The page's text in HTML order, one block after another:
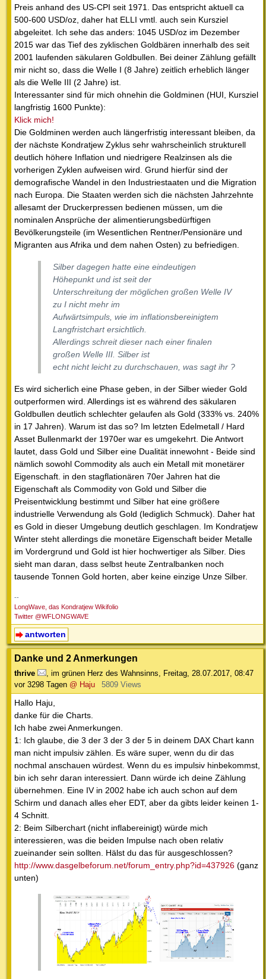
Preis anhand des US-CPI seit 1971. Das entspricht aktuell ca
500-600 USD/oz, daher hat ELLI vmtl. auch sein Kursziel
abgeleitet. Ich sehe das anders: 1045 USD/oz im Dezember
2015 war das Tief des zyklischen Goldbären innerhalb des seit
2001 laufenden säkularen Goldbullen. Bei deiner Zählung gefällt
mir nicht so, dass die Welle I (8 Jahre) zeitlich erheblich länger
als die Welle III (2 Jahre) ist.
Interessanter sind für mich ohnehin die Goldminen (HUI, Kursziel
langfristig 1600 Punkte):
Klick mich!
Die Goldminen werden auch längerfristig interessant bleiben, da
der nächste Kondratjew Zyklus sehr wahrscheinlich strukturell
deutlich höhere Inflation und niedrigere Realzinsen als die
vorherigen Zyklen aufweisen wird. Grund hierfür sind der
demografische Wandel in den Industriestaaten und die Migration
nach Europa. Die Staaten werden sich die nächsten Jahrzehnte
allesamt der Druckerpressen bedienen müssen, um die
nominalen Ansprüche der alimentierungsbedürftigen
Bevölkerungsteile (im Wesentlichen Rentner/Pensionäre und
Migranten aus Afrika und dem nahen Osten) zu befriedigen.
Silber dagegen hatte eine eindeutigen
Höhepunkt und ist seit der
Unterschreitung der möglichen großen Welle IV
zu I nicht mehr im
Aufwärtsimpuls, wie im inflationsbereinigtem
Langfristchart ersichtlich.
Allerdings schreit dieser nach einer finalen
großen Welle III. Silber ist
echt nicht leicht zu durchschauen, was sagt ihr ?
Es wird sicherlich eine Phase geben, in der Silber wieder Gold
outperformen wird. Allerdings ist es während des säkularen
Goldbullen deutlich schlechter gelaufen als Gold (333% vs. 240%
in 17 Jahren). Warum ist das so? Im letzten Edelmetall / Hard
Asset Bullenmarkt der 1970er war es umgekehrt. Die Antwort
lautet, dass Gold und Silber eine Dualität innewohnt - Beide sind
nämlich sowohl Commodity als auch ein Metall mit monetärer
Eigenschaft. in den stagflationären 70er Jahren hat die
Eigenschaft als Commodity von Gold und Silber die
Preisentwicklung bestimmt und Silber hat eine größere
industrielle Verwendung als Gold (lediglich Schmuck). Daher hat
es Gold in dieser Umgebung deutlich geschlagen. Im Kondratjew
Winter steht allerdings die monetäre Eigenschaft beider Metalle
im Vordergrund und Gold ist hier hochwertiger als Silber. Dies
sieht man daran, dass selbst heute Zentralbanken noch
tausende Tonnen Gold horten, aber keine einzige Unze Silber.
--
LongWave, das Kondratjew Wikifolio
Twitter @WFLONGWAVE
antworten
Danke und 2 Anmerkungen
thrive im grünen Herz des Wahnsinns
Freitag, 28.07.2017, 08:47
vor 3298 Tagen @ Haju 5809 Views
Hallo Haju,
danke für die Charts.
Ich habe zwei Anmerkungen.
1: Ich glaube, die 3 der 3 der 3 der 5 in deinem DAX Chart kann
man nicht impulsiv zählen. Es wäre super, wenn du dir das
nochmal anschauen würdest. Wenn du es impulsiv hinbekommst,
bin ich sehr daran interessiert. Dann würde ich deine Zählung
übernehmen. Eine IV in 2002 habe ich auch schon auf dem
Schirm und danach alles eher EDT, aber da gibts leider keinen 1-
4 Schnitt.
2: Beim Silberchart (nicht inflabereinigt) würde mich
interessieren, was die beiden Impulse nach oben relativ
zueinander sein sollten. Hälst du das für ausgeschlossen?
http://www.dasgelbeforum.net/forum_entry.php?id=437926 (ganz
unten)